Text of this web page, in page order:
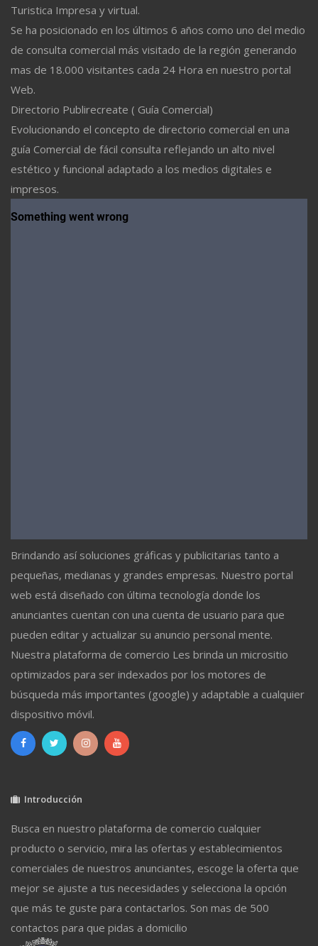
Turistica Impresa y virtual.
Se ha posicionado en los últimos 6 años como uno del medio
de consulta comercial más visitado de la región generando
mas de 18.000 visitantes cada 24 Hora en nuestro portal
Web.
Directorio Publirecreate ( Guía Comercial)
Evolucionando el concepto de directorio comercial en una
guía Comercial de fácil consulta reflejando un alto nivel
estético y funcional adaptado a los medios digitales e
impresos.
Brindando así soluciones gráficas y publicitarias tanto a
pequeñas, medianas y grandes empresas. Nuestro portal
web está diseñado con última tecnología donde los
anunciantes cuentan con una cuenta de usuario para que
pueden editar y actualizar su anuncio personal mente.
Nuestra plataforma de comercio Les brinda un micrositio
optimizados para ser indexados por los motores de
búsqueda más importantes (google) y adaptable a cualquier
dispositivo móvil.
Introducción
Busca en nuestro plataforma de comercio cualquier
producto o servicio, mira las ofertas y establecimientos
comerciales de nuestros anunciantes, escoge la oferta que
mejor se ajuste a tus necesidades y selecciona la opción
que más te guste para contactarlos. Son mas de 500
contactos para que pidas a domicilio